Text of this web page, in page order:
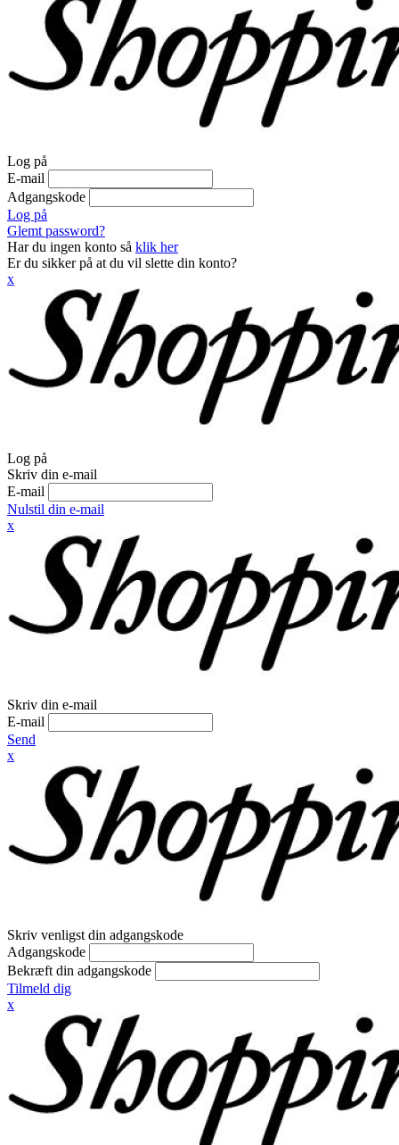
Log på
E-mail
Adgangskode
Log på
Glemt password?
Har du ingen konto så klik her
Er du sikker på at du vil slette din konto?
x
Log på
Skriv din e-mail
E-mail
Nulstil din e-mail
x
Skriv din e-mail
E-mail
Send
x
Skriv venligst din adgangskode
Adgangskode
Bekræft din adgangskode
Tilmeld dig
x